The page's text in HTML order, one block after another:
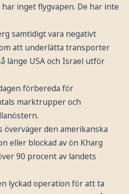
inget flygvapen. De har inte
samtidigt vara negativt
att underlätta transporter
länge USA och Israel utför
förbereda för
marktrupper och
den amerikanska
eller blockad av ön Kharg
90 procent av landets
lyckad operation för att ta